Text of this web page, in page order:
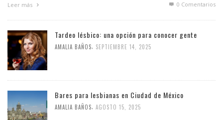
Leer más 0 Comentarios
Tardeo lésbico: una opción para conocer gente
AMALIA BAÑOS, SEPTIEMBRE 14, 2025
Bares para lesbianas en Ciudad de México
AMALIA BAÑOS, AGOSTO 15, 2025